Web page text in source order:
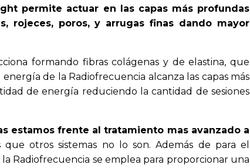
permite actuar en las capas más profundas
rojeces, poros, y arrugas finas dando mayor
formando fibras colágenas y de elastina, que
de la Radiofrecuencia alcanza las capas más
de energía reduciendo la cantidad de sesiones
estamos frente al tratamiento mas avanzado a
otros sistemas no lo son. Además de para el
Radiofrecuencia se emplea para proporcionar una